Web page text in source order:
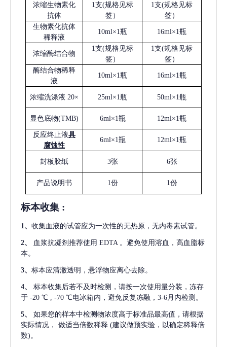
浓缩生物素化
抗体
1支(规格见标
签）
1支(规格见标
签）
生物素化抗体
稀释液
10ml×1瓶 16ml×1瓶
浓缩酶结合物
1支(规格见标
签）
1支(规格见标
签）
酶结合物稀释
液
10ml×1瓶 16ml×1瓶
浓缩洗涤液 20× 25ml×1瓶 50ml×1瓶
显色底物(TMB) 6ml×1瓶 12ml×1瓶
反应终止液具
腐蚀性
6ml×1瓶 12ml×1瓶
封板胶纸 3张 6张
产品说明书 1份 1份
标本收集 :
1 、 收集血液的试管应为一次性的无热原，无内毒素试管。
2、 血浆抗凝剂推荐使用 EDTA 。避免使用溶血，高血脂标
本。
3、 标本应清澈透明，悬浮物应离心去除。
4、
标本收集后若不及时检测，请按一次使用量分装，冻存
于 -20 ℃ , -70 ℃电冰箱内，避免反复冻融，3-6月内检测。
5、
如果您的样本中检测物浓度高于标准品最高值，请根据
实际情况，
做适当倍数稀释 (建议做预实验，以确定稀释倍
数)。